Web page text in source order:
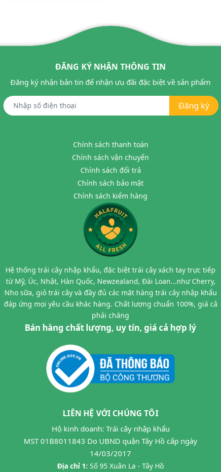
ĐĂNG KÝ NHẬN THÔNG TIN
Đăng ký nhận bản tin để nhận ưu đãi đặc biệt về sản phẩm
Đăng ký
Chính sách thanh toán
Chính sách vận chuyển
Chính sách đổi trả
Chính sách bảo mật
Chính sách kiểm hàng
Hệ thống trái cây nhập khẩu, đặc biệt trái cây xách tay trực tiếp
từ Mỹ, Úc, Nhật, Hàn Quốc, Newzealand, Đài Loan...như Cherry,
Nho sữa, giỏ trái cây và đầy đủ các mặt hàng trái cây nhập khẩu
đáp ứng mọi yêu cầu khác hàng. Chất lượng chuẩn 100%, giá cả
phải chăng
Bán hàng chất lượng, uy tín, giá cả hợp lý
LIÊN HỆ VỚI CHÚNG TÔI
Hộ kinh doanh: Trái cây nhập khẩu
MST 01B8011843 Do UBND quận Tây Hồ cấp ngày
14/03/2017
Địa chỉ 1: Số 95 Xuân La - Tây Hồ